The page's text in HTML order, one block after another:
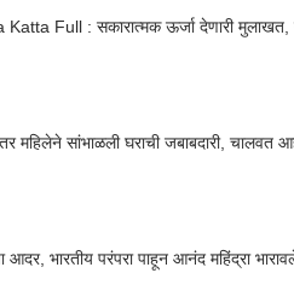
Full : सकारात्मक ऊर्जा देणारी मुलाखत,
भारतीय परंपरा पाहून आनंद महिंद्रा